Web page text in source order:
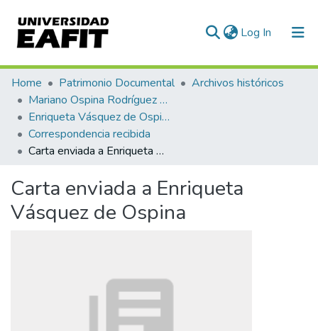
Log In (current)
Communities & Collections
All of DSpace
Statistics
Home Patrimonio Documental
Archivos históricos
Mariano Ospina Rodríguez (1826 -1912)
Enriqueta Vásquez de Ospina
Correspondencia recibida
Carta enviada a Enriqueta Vásquez de Ospina
Carta enviada a Enriqueta
Vásquez de Ospina